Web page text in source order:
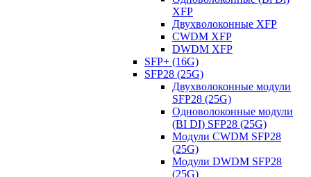
XFP
Двухволоконные XFP
CWDM XFP
DWDM XFP
SFP+ (16G)
SFP28 (25G)
Двухволоконные модули
SFP28 (25G)
Одноволоконные модули
(BI DI) SFP28 (25G)
Модули CWDM SFP28
(25G)
Модули DWDM SFP28
(25G)